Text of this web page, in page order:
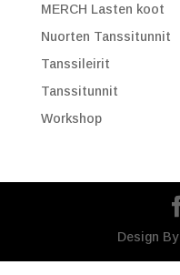
MERCH Lasten koot
Nuorten Tanssitunnit
Tanssileirit
Tanssitunnit
Workshop
Design By